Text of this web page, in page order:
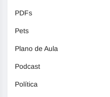
PDFs
Pets
Plano de Aula
Podcast
Política